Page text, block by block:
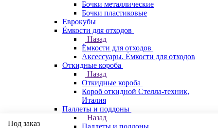
Бочки металлические
Бочки пластиковые
Еврокубы
Ёмкости для отходов
Назад
Ёмкости для отходов
Аксессуары. Ёмкости для отходов
Откидные короба
Назад
Откидные короба
Короб откидной Стелла-техник,
Италия
Паллеты и поддоны
Назад
Паллеты и поддоны
Под заказ